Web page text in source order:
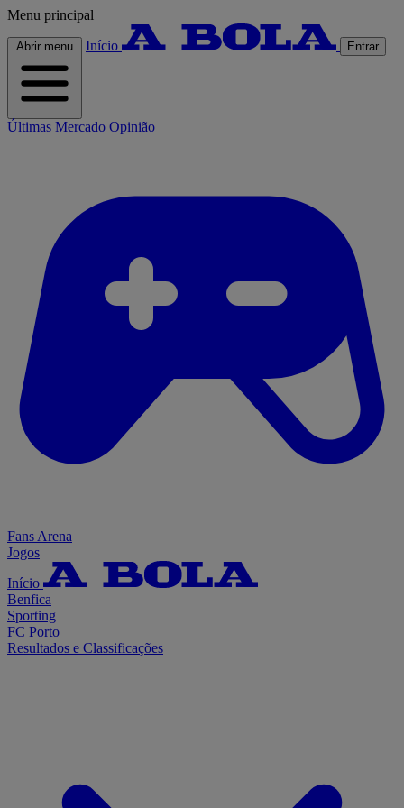
Menu principal
Abrir menu Início Entrar
Últimas Mercado Opinião
Fans Arena
Jogos
Início
Benfica
Sporting
FC Porto
Resultados e Classificações